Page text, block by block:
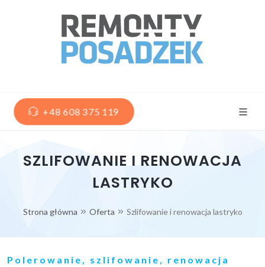
+48 608 375 119
SZLIFOWANIE I RENOWACJA
LASTRYKO
Strona główna Oferta Szlifowanie i renowacja lastryko
Polerowanie, szlifowanie, renowacja